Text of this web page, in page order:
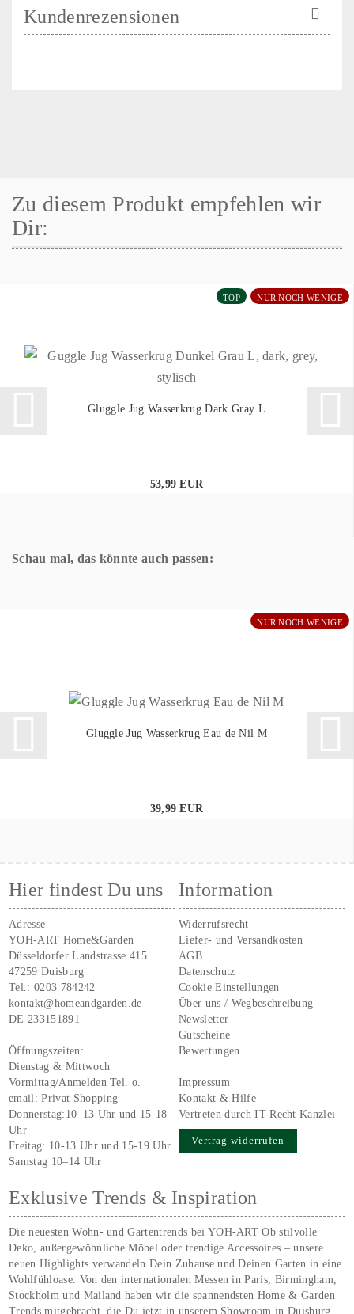
Kundenrezensionen
Zu diesem Produkt empfehlen wir
Dir:
TOP NUR NOCH WENIGE
Gluggle Jug Wasserkrug Dark Gray L
53,99 EUR
Schau mal, das könnte auch passen:
NUR NOCH WENIGE
Gluggle Jug Wasserkrug Eau de Nil M
39,99 EUR
Hier findest Du uns
Adresse
YOH-ART Home&Garden
Düsseldorfer Landstrasse 415
47259 Duisburg
Tel.:0203 784242
kontakt@homeandgarden.de
DE 233151891
Öffnungszeiten:
Dienstag & Mittwoch
Vormittag/Anmelden Tel. o.
email:Privat Shopping
Donnerstag:10–13 Uhr und 15-18
Uhr
Freitag: 10-13 Uhr und 15-19 Uhr
Samstag 10–14 Uhr
Information
Widerrufsrecht
Liefer- und Versandkosten
AGB
Datenschutz
Cookie Einstellungen
Über uns / Wegbeschreibung
Newsletter
Gutscheine
Bewertungen
Impressum
Kontakt & Hilfe
Vertreten durch IT-Recht Kanzlei
Vertrag widerrufen
Exklusive Trends & Inspiration
Die neuesten Wohn- und Gartentrends bei YOH‑ART Ob stilvolle
Deko, außergewöhnliche Möbel oder trendige Accessoires – unsere
neuen Highlights verwandeln Dein Zuhause und Deinen Garten in eine
Wohlfühloase. Von den internationalen Messen in Paris, Birmingham,
Stockholm und Mailand haben wir die spannendsten Home & Garden
Trends mitgebracht, die Du jetzt in unserem Showroom in Duisburg